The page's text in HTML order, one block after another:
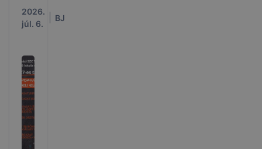
napot válasszák
az ügyeik
2026.
júl. 6.
BJ